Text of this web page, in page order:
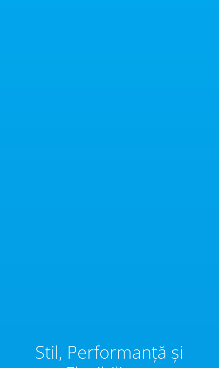
Stil, Performanță și